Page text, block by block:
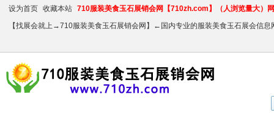
设为首页 收藏本站 710服装美食玉石展销会网【710zh.com】（人浏览量大）
【找展会就上→710服装美食玉石展销会网】←国内专业的服装美食玉石展会信息